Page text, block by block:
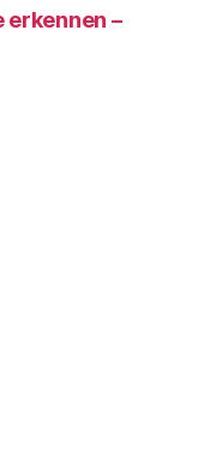
erkennen –